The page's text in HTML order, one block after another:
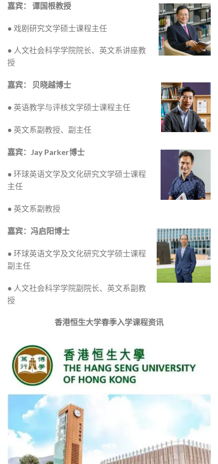
嘉宾： 谭国根教授
● 戏剧研究文学硕士课程主任
● 人文社会科学学院院长、英文系讲座教
授
嘉宾： 贝晓越博士
● 英语教学与评核文学硕士课程主任
● 英文系副教授、副主任
嘉宾：Jay Parker博士
● 环球英语文学及文化研究文学硕士课程
主任
● 英文系副教授
嘉宾：冯启阳博士
● 环球英语文学及文化研究文学硕士课程
副主任
● 人文社会科学学院副院长、英文系副教
授
香港恒生大学春季入学课程资讯